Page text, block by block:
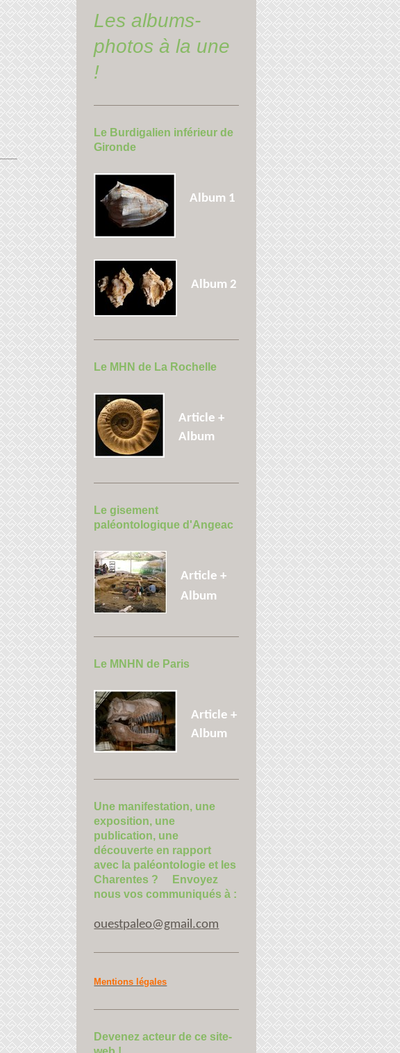
Les albums-
photos à la une
!
Le Burdigalien inférieur de
Gironde
Album 1
Album 2
Le MHN de La Rochelle
Article +
Album
Le gisement
paléontologique d'Angeac
Article +
Album
Le MNHN de Paris
Article +
Album
Une manifestation, une
exposition, une
publication, une
découverte en rapport
avec la paléontologie et les
Charentes ? Envoyez
nous vos communiqués à :
ouestpaleo@gmail.com
Mentions légales
Devenez acteur de ce site-